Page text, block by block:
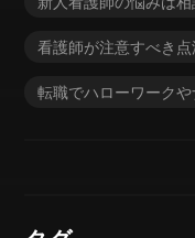
看護師が注意すべき
転職でハローワーク